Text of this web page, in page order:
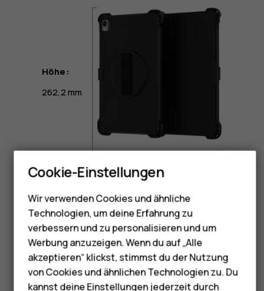
Smartphones
Feature Phones
Telefone für Senioren
Zubehör
HMD Terra M
Für Unternehmen
Tablets
Höhe:
262,2 mm
Breite:
Konnektivität
Cookie-Einstellungen
Wir verwenden Cookies und ähnliche
Technologien, um deine Erfahrung zu
verbessern und zu personalisieren und um
Werbung anzuzeigen. Wenn du auf „Alle
akzeptieren“ klickst, stimmst du der Nutzung
von Cookies und ähnlichen Technologien zu. Du
kannst deine Einstellungen jederzeit durch